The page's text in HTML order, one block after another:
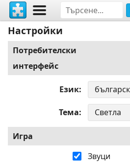
Настройки
Потребителски
интерфейс
Език
Тема
Игра
Звуци